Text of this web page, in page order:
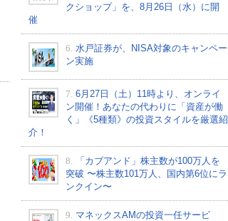
クショップ」を、8月26日（水）に開
催
6. 水戸証券が、NISA対象のキャンペー
ン実施
7. 6月27日（土）11時より、オンライ
ン開催！あなたの代わりに「資産が働
く」《5種類》の投資スタイルを厳選紹
介！
8.
「カブアンド」株主数が100万人を
突破 〜株主数101万人、国内第6位にラ
ンクイン〜
9. マネックスAMの投資一任サービ